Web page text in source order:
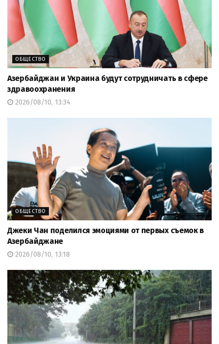
ОБЩЕСТВО
Азербайджан и Украина будут сотрудничать в сфере
здравоохранения
2026/08/10, 13:34
ОБЩЕСТВО
Джеки Чан поделился эмоциями от первых съемок в
Азербайджане
2026/08/10, 13:18